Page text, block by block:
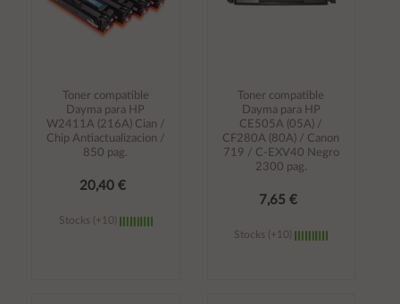
Toner compatible
Dayma para HP
W2411A (216A) Cian /
Chip Antiactualizacion /
850 pag.
20,40 €
Stocks (+10)
Toner compatible
Dayma para HP
CE505A (05A) /
CF280A (80A) / Canon
719 / C-EXV40 Negro
2300 pag.
7,65 €
Stocks (+10)